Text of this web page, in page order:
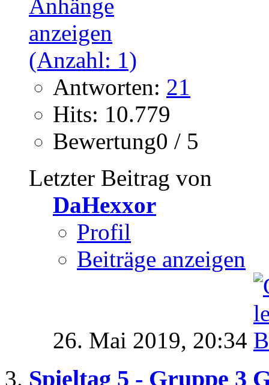
Antworten: 21
Hits: 10.779
Bewertung0 / 5
Letzter Beitrag von
DaHexxor
Profil
Beiträge anzeigen
26. Mai 2019, 20:34
Spieltag 5 - Gruppe 3